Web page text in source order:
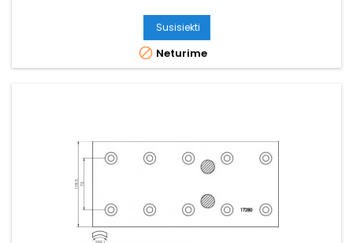
Susisiekti
 Neturime